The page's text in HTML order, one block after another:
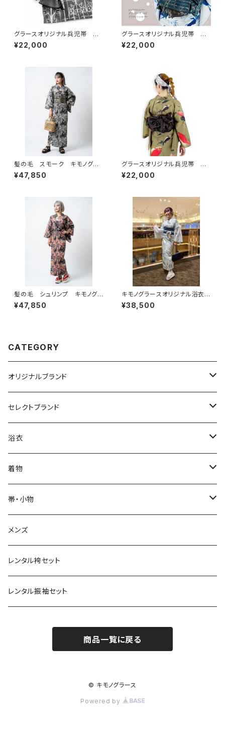
グラースオリジナル兵児帯 ア
イアンフェンス ブラック×ホワ
イト ポリエステル100％
¥22,000
グラースオリジナル兵児帯 ア
イアンフェンス レッド×シルバ
ー ポリエステル100％
¥22,000
髪の毛 スモーク キモノグラ
ース×ローブジャポニカコラボ
浴衣 レディース 麻100％
¥47,850
グラースオリジナル兵児帯 ア
イアンフェンス ブラウン×シル
バー ポリエステル100％
¥22,000
髪の毛 シュリンプ キモノグラ
ース×ローブジャポニカコラボ
浴衣 レディース 麻100％
¥47,850
キモノグラースオリジナル浴衣
単衣着物 La richesse マー
ブル ホリゾンブルー ポリエス
¥38,500
CATEGORY
オリジナルブランド
カジュアル着物
単衣
袷
浴衣
レディース
メンズ
帯
名古屋帯
半巾帯
羽織・コート
羽織
コート
草履・下駄
草履
雪駄
小物
帯揚
KIMONOanne.コラボ
セレクトブランド
IKS COLLECTION
JUNKO KOSHINO
撫松庵
モダンアンテナ
ROBE JAPONICA
井原デニム
浴衣
レディース浴衣
メンズ浴衣
球団承認カープ浴衣
サンフレッチェ広島浴衣
浴衣小物
着物
着物
単衣
袷
羽織・コート
羽織
コート
帯・小物
帯
名古屋帯
半巾帯
小物
帯揚
草履・下駄
メンズ
レンタル袴セット
レンタル振袖セット
商品一覧に戻る
© キモノグラース
Powered by